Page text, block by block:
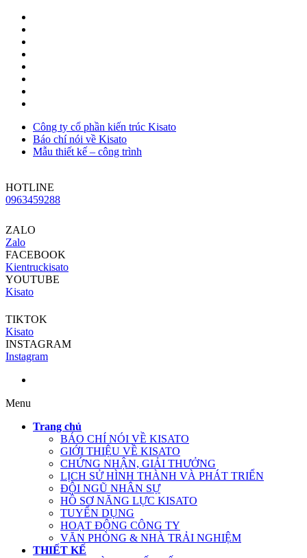
Công ty cổ phần kiến trúc Kisato
Báo chí nói về Kisato
Mẫu thiết kế – công trình
HOTLINE
0963459288
ZALO
Zalo
FACEBOOK
Kientruckisato
YOUTUBE
Kisato
TIKTOK
Kisato
INSTAGRAM
Instagram
Menu
Trang chủ
BÁO CHÍ NÓI VỀ KISATO
GIỚI THIỆU VỀ KISATO
CHỨNG NHẬN, GIẢI THƯỞNG
LỊCH SỬ HÌNH THÀNH VÀ PHÁT TRIỂN
ĐỘI NGŨ NHÂN SỰ
HỒ SƠ NĂNG LỰC KISATO
TUYỂN DỤNG
HOẠT ĐỘNG CÔNG TY
VĂN PHÒNG & NHÀ TRẢI NGHIỆM
THIẾT KẾ